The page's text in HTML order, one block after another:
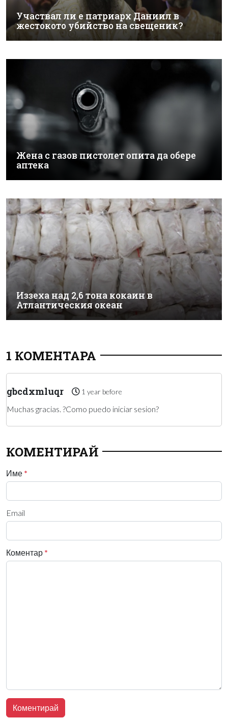
Участвал ли е патриарх Даниил в
жестокото убийство на свещеник?
Жена с газов пистолет опита да обере
аптека
Иззеха над 2,6 тона кокаин в
Атлантическия океан
1 КОМЕНТАРА
gbcdxmluqr 1 year before
Muchas gracias. ?Como puedo iniciar sesion?
КОМЕНТИРАЙ
Име *
Email
Коментар *